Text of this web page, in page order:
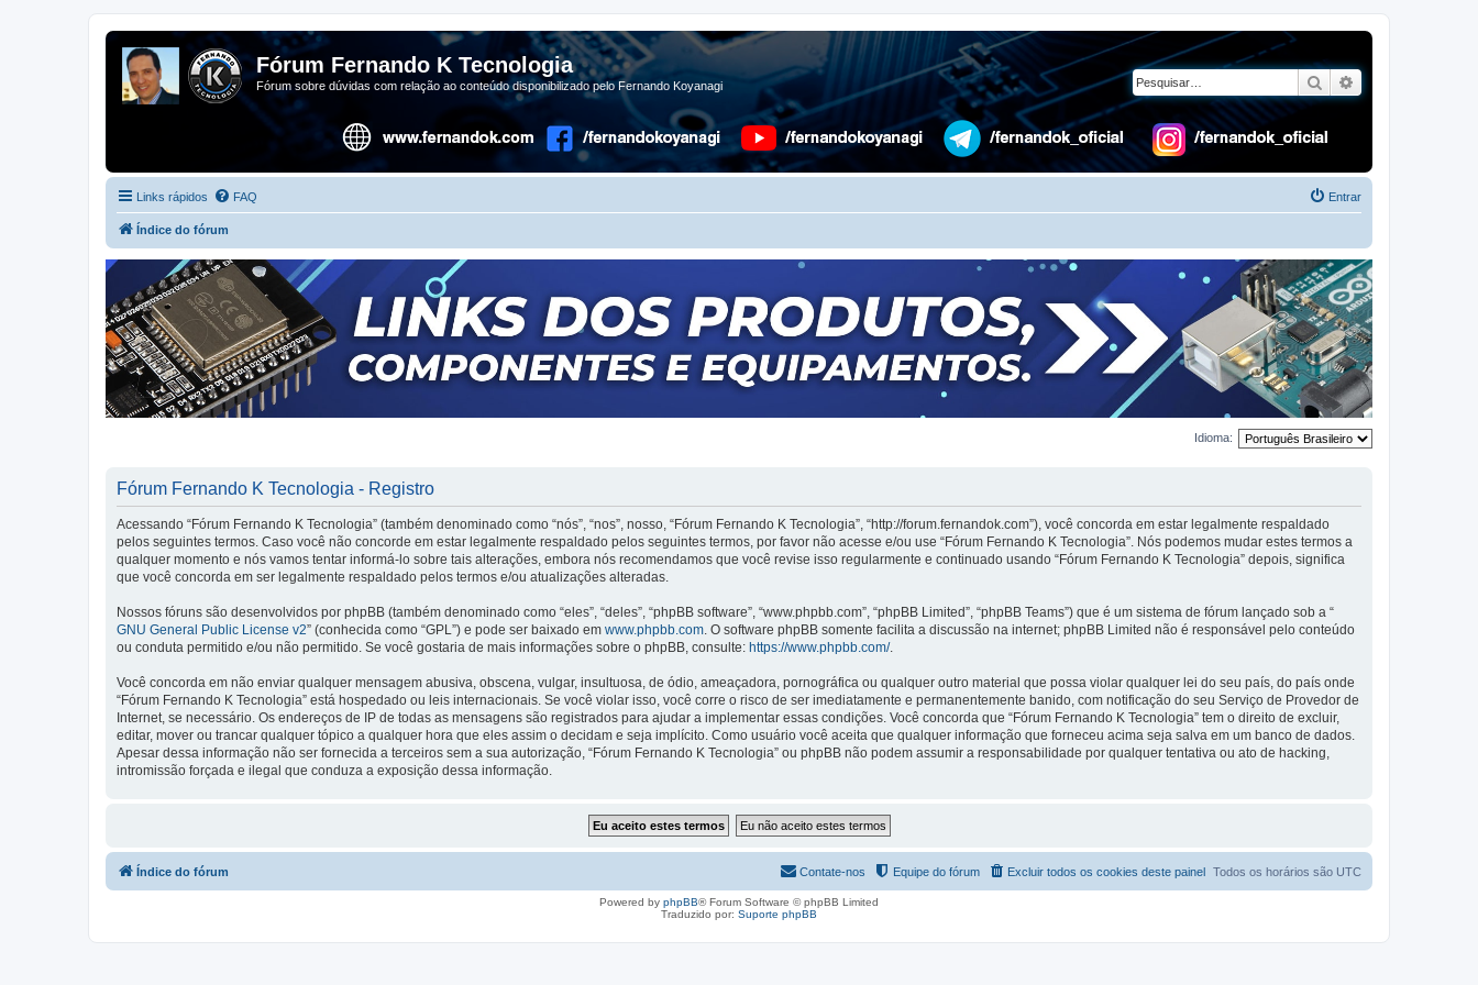
Fórum Fernando K Tecnologia
Fórum sobre dúvidas com relação ao conteúdo disponibilizado pelo Fernando Koyanagi Pesquisar
Links rápidos FAQ Entrar
Índice do fórum
Idioma:
Fórum Fernando K Tecnologia - Registro
Acessando “Fórum Fernando K Tecnologia” (também denominado como “nós”, “nos”, nosso, “Fórum Fernando K Tecnologia”, “http://forum.fernandok.com”), você concorda em estar legalmente respaldado
pelos seguintes termos. Caso você não concorde em estar legalmente respaldado pelos seguintes termos, por favor não acesse e/ou use “Fórum Fernando K Tecnologia”. Nós podemos mudar estes termos a
qualquer momento e nós vamos tentar informá-lo sobre tais alterações, embora nós recomendamos que você revise isso regularmente e continuado usando “Fórum Fernando K Tecnologia” depois, significa
que você concorda em ser legalmente respaldado pelos termos e/ou atualizações alteradas.
Nossos fóruns são desenvolvidos por phpBB (também denominado como “eles”, “deles”, “phpBB software”, “www.phpbb.com”, “phpBB Limited”, “phpBB Teams”) que é um sistema de fórum lançado sob a “
GNU General Public License v2” (conhecida como “GPL”) e pode ser baixado em www.phpbb.com . O software phpBB somente facilita a discussão na internet; phpBB Limited não é responsável pelo conteúdo
ou conduta permitido e/ou não permitido. Se você gostaria de mais informações sobre o phpBB, consulte: https://www.phpbb.com/.
Você concorda em não enviar qualquer mensagem abusiva, obscena, vulgar, insultuosa, de ódio, ameaçadora, pornográfica ou qualquer outro material que possa violar qualquer lei do seu país, do país onde
“Fórum Fernando K Tecnologia” está hospedado ou leis internacionais. Se você violar isso, você corre o risco de ser imediatamente e permanentemente banido, com notificação do seu Serviço de Provedor de
Internet, se necessário. Os endereços de IP de todas as mensagens são registrados para ajudar a implementar essas condições. Você concorda que “Fórum Fernando K Tecnologia” tem o direito de excluir,
editar, mover ou trancar qualquer tópico a qualquer hora que eles assim o decidam e seja implícito. Como usuário você aceita que qualquer informação que forneceu acima seja salva em um banco de dados.
Apesar dessa informação não ser fornecida a terceiros sem a sua autorização, “Fórum Fernando K Tecnologia” ou phpBB não podem assumir a responsabilidade por qualquer tentativa ou ato de hacking,
intromissão forçada e ilegal que conduza a exposição dessa informação.
Índice do fórum Todos os horários são UTC
Excluir todos os cookies deste painel
Equipe do fórum
Contate-nos
Powered by phpBB® Forum Software © phpBB Limited
Traduzido por: Suporte phpBB